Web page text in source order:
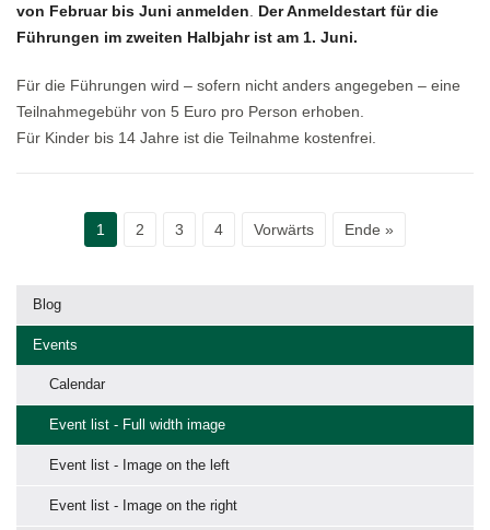
von Februar bis Juni anmelden
Der Anmeldestart für die
Führungen im zweiten Halbjahr ist am 1. Juni.
Für die Führungen wird – sofern nicht anders angegeben – eine
Teilnahmegebühr von 5 Euro pro Person erhoben.
Für Kinder bis 14 Jahre ist die Teilnahme kostenfrei.
1 2 3 4 Vorwärts Ende »
Blog
Events
Calendar
Event list - Full width image
Event list - Image on the left
Event list - Image on the right